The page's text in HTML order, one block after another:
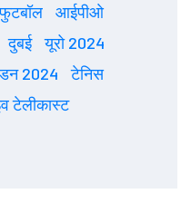
फुटबॉल
आईपीओ
दुबई
यूरो 2024
2024
टेनिस
टेलीकास्ट